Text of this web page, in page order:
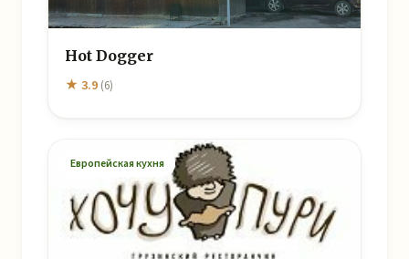
Hot Dogger
★ 3.9 (6)
Европейская кухня